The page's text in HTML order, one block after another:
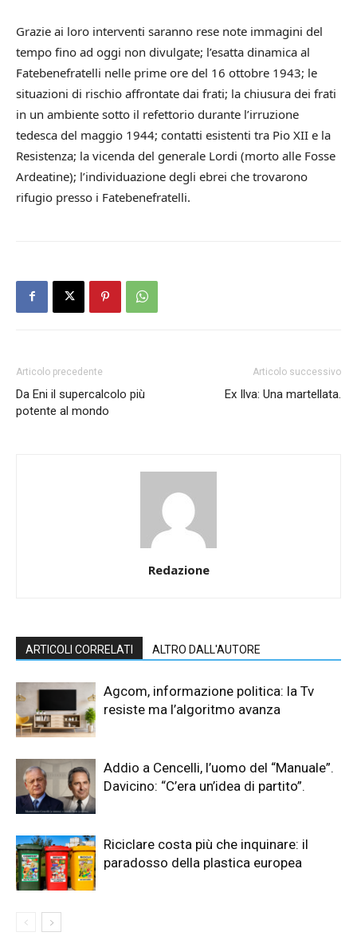
Grazie ai loro interventi saranno rese note immagini del
tempo fino ad oggi non divulgate; l’esatta dinamica al
Fatebenefratelli nelle prime ore del 16 ottobre 1943; le
situazioni di rischio affrontate dai frati; la chiusura dei frati
in un ambiente sotto il refettorio durante l’irruzione
tedesca del maggio 1944; contatti esistenti tra Pio XII e la
Resistenza; la vicenda del generale Lordi (morto alle Fosse
Ardeatine); l’individuazione degli ebrei che trovarono
rifugio presso i Fatebenefratelli.
Articolo precedente
Da Eni il supercalcolo più
potente al mondo
Articolo successivo
Ex Ilva: Una martellata.
Redazione
ARTICOLI CORRELATI ALTRO DALL'AUTORE
Agcom, informazione politica: la Tv
resiste ma l’algoritmo avanza
Addio a Cencelli, l’uomo del “Manuale”.
Davicino: “C’era un’idea di partito”.
Riciclare costa più che inquinare: il
paradosso della plastica europea